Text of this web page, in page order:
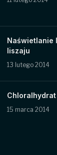
Naświetlanie
liszaju
13 lutego 2014
15 marca 2014